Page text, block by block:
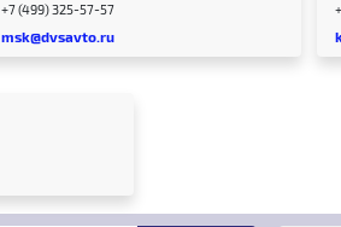
+7 (499) 325-57-57
msk@dvsavto.ru